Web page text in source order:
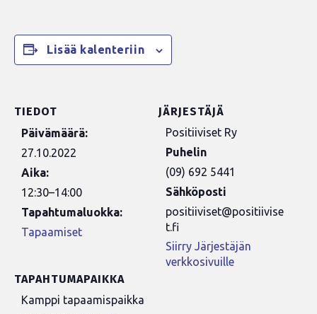
Lisää kalenteriin
TIEDOT
Päivämäärä:
27.10.2022
Aika:
12:30–14:00
Tapahtumaluokka:
Tapaamiset
TAPAHTUMAPAIKKA
Kamppi tapaamispaikka
JÄRJESTÄJÄ
Positiiviset Ry
Puhelin
(09) 692 5441
Sähköposti
positiiviset@positiivise
t.fi
Siirry Järjestäjän
verkkosivuille